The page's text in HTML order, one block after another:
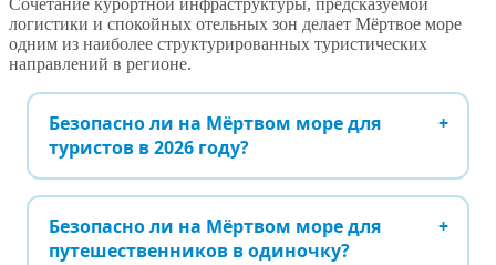
логистики и спокойных отельных зон делает Мёртвое море
одним из наиболее структурированных туристических
направлений в регионе.
Безопасно ли на Мёртвом море для
туристов в 2026 году?
Безопасно ли на Мёртвом море для
путешественников в одиночку?